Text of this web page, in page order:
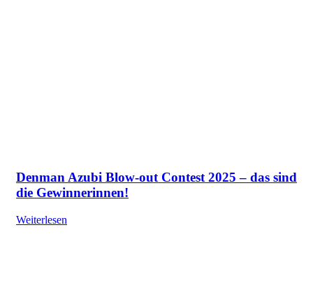
Denman Azubi Blow-out Contest 2025 – das sind
die Gewinnerinnen!
Weiterlesen